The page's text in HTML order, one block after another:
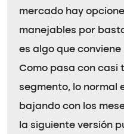
mercado hay
manejables por
es algo que
Como pasa con casi
segmento, lo normal
bajando con los
la siguiente versión